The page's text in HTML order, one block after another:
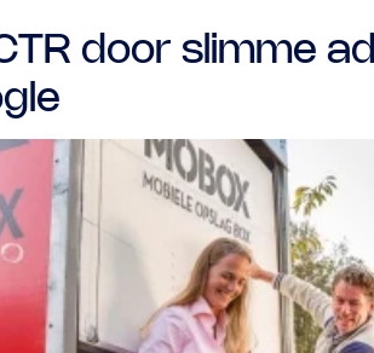
door slimme